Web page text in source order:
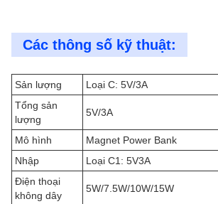
Các thông số kỹ thuật:
Sản lượng
Loại C: 5V/3A
Tổng sản
lượng
5V/3A
Mô hình
Magnet Power Bank
Nhập
Loại C1: 5V3A
Điện thoại
không dây
5W/7.5W/10W/15W